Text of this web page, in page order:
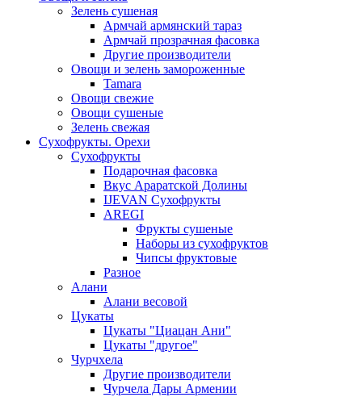
Зелень сушеная
Армчай армянский тараз
Армчай прозрачная фасовка
Другие производители
Овощи и зелень замороженные
Tamara
Овощи свежие
Овощи сушеные
Зелень свежая
Сухофрукты. Орехи
Сухофрукты
Подарочная фасовка
Вкус Араратской Долины
IJEVAN Сухофрукты
AREGI
Фрукты сушеные
Наборы из сухофруктов
Чипсы фруктовые
Разное
Алани
Алани весовой
Цукаты
Цукаты "Циацан Ани"
Цукаты "другое"
Чурчхела
Другие производители
Чурчела Дары Армении